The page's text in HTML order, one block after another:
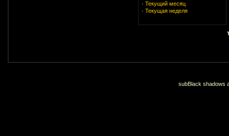
· Текущий месяц
· Текущая неделя
subBlack shadows